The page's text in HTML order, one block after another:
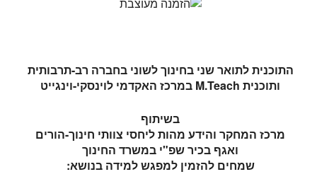
התוכנית לתואר שני בחינוך לשוני בחברה רב-תרבותית
ותוכניתM.Teachבמרכז האקדמי לוינסקי-וינגייט
בשיתוף
מרכז המחקר והידע מהות ליחסי צוותי חינוך-הורים
ואגף בכיר שפ"י במשרד החינוך
שמחים להזמין למפגש למידה בנושא: